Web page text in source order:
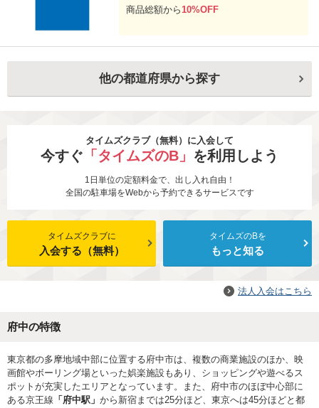
商品総額から10%OFF
他の都道府県から探す
タイムズクラブ（無料）に入会して
今すぐ 「タイムズのB」 を利用しよう
1日単位の定額料金で、出し入れ自由！
全国の駐車場をWebから予約できるサービスです
タイムズクラブに
入会する（無料）
タイムズのBを
もっと知る
法人入会はこちら
府中の特徴
東京都の多摩地域中部に位置する府中市は、複数の商業施設のほか、映
画館やボーリング場といった娯楽施設もあり、ショッピングや遊べるス
ポットが充実したエリアとなっています。また、府中市のほぼ中心部に
ある京王線 「府中駅」 から新宿までは25分ほど、東京へは45分ほどと都